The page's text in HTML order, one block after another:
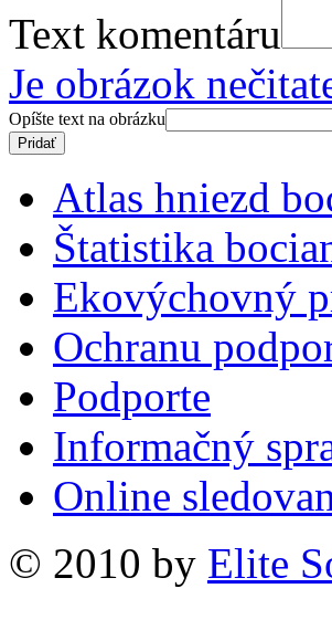
Text komentáru
Je obrázok
Opíšte text na obrázku
Atlas hniezd
Štatistika
Ekovýchovný
Ochranu
Podporte
Informačný
Online
© 2010 by Elite